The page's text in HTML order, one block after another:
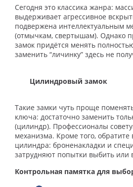
Сегодня это классика жанра:
выдерживает агрессивное
подвержена интеллектуальным
(отмычкам, свертышам). Однако
замок придётся менять
заменить “личинку” здесь не
Цилиндровый замок
Такие замки чуть проще
ключа: достаточно заменить
(цилиндр). Профессионалы
механизма. Кроме того,
цилиндра: броненакладки и
затрудняют попытки выбить или
Контрольная памятка для